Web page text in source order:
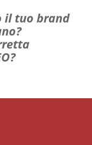
il tuo brand
?